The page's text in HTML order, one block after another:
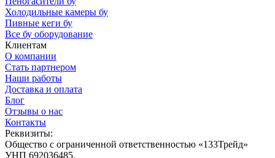
Холодильные камеры бу
Пивные кеги бу
Все бу оборудование
Клиентам
О компании
Стать партнером
Наши работы
Доставка и оплата
Блог
Отзывы о нас
Контакты
Реквизиты:
Общество с ограниченной ответственностью «133Трейд»
УНП 692036485​.